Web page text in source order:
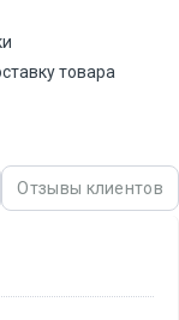
товара
Отзывы клиентов